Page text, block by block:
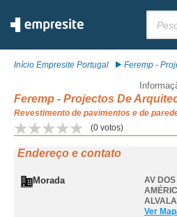
Início Empresite Portugal Feremp -
Feremp - Projectos De
Revestimento de pavimentos e de
(0 votos)
Endereço e contato
Morada
AV
Ver